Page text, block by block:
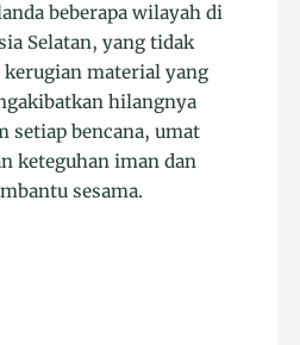
beberapa wilayah di
Selatan, yang tidak
kerugian material yang
hilangnya
setiap bencana, umat
keteguhan iman dan
sesama.